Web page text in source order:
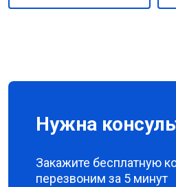
Нужна
Закажите бесплатную
перезвоним за 5 минут